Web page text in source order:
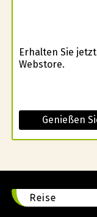
Erhalten Sie
Webstore.
Genießen
Reise